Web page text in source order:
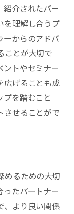
紹介されたパー
を理解し合うプ
ーからのアドバ
ことが大切で
ントやセミナー
広げることも成
プを踏むこと
させることがで
めるための大切
ったパートナー
、より良い関係